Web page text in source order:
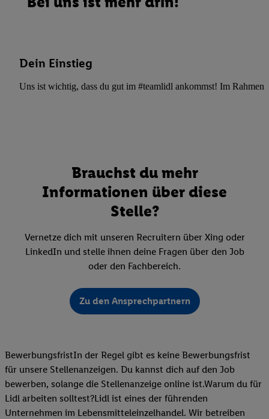
Dein Einstieg
Uns ist wichtig, dass du gut im #teamlidl ankommst! Im Rahmen
Brauchst du mehr
Informationen über diese
Stelle?
Vernetze dich mit unseren Recruitern über Xing oder
LinkedIn und stelle ihnen deine Fragen über den Job
oder den Fachbereich.
Zu den Ansprechpartnern
BewerbungsfristIn der Regel gibt es keine Bewerbungsfrist
für unsere Stellenanzeigen. Du kannst dich auf den Job
bewerben, solange die Stellenanzeige online ist.Warum du für
Lidl arbeiten solltest?Lidl ist eines der führenden
Unternehmen im Lebensmitteleinzelhandel. Wir betreiben